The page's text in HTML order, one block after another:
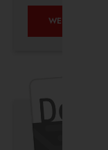
WEITERLESEN …